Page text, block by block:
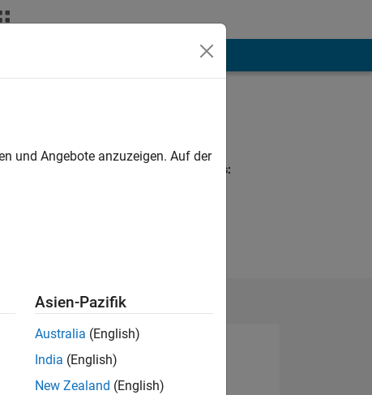
Python
Spoken Languages:
und Angebote anzuzeigen. Auf der
Asien-Pazifik
Australia (English)
India (English)
New Zealand (English)